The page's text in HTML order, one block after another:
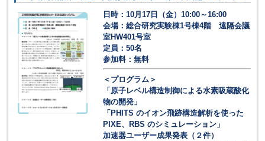
日時：10月17日（金）10:00～16:00
会場：総合研究実験棟1号棟4階 遠隔会議
室HW401号室
定員：50名
参加料：無料
＜プログラム＞
「原子レベル構造制御による水素吸蔵酸化
物の開発」
「PHITS のイオン飛跡構造解析を使った
PIXE、RBS のシミュレーション」
加速器ユーザー成果発表（２件）